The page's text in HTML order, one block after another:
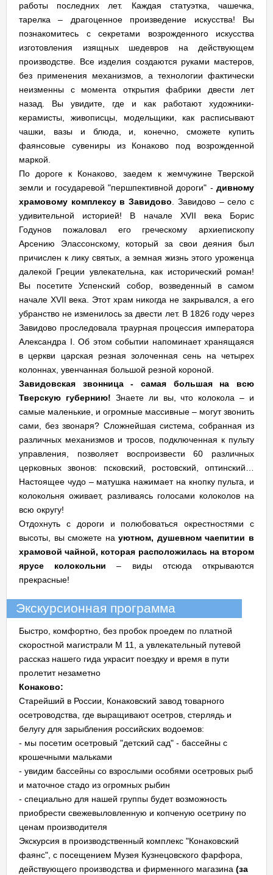
работы последних лет. Каждая статуэтка, чашечка,
тарелка – драгоценное произведение искусства! Вы
познакомитесь с секретами возрожденного искусства
изготовления изящных шедевров на действующем
производстве. Все изделия создаются руками мастеров,
без применения механизмов, а технологии фактически
неизменны с момента открытия фабрики двести лет
назад. Вы увидите, где и как работают художники-
керамисты, живописцы, модельщики, как расписывают
чашки, вазы и блюда, и, конечно, сможете купить
фаянсовые сувениры из Конаково под возрожденной
маркой.
По дороге к Конаково, заедем к жемчужине Тверской
земли и государевой "першпективной дороги" - дивному
храмовому комплексу в Завидово . Завидово – село с
удивительной историей! В начале XVII века Борис
Годунов пожаловал его греческому архиепископу
Арсению Элассонскому, который за свои деяния был
причислен к лику святых, а земная жизнь этого уроженца
далекой Греции увлекательна, как исторический роман!
Вы посетите Успенский собор, возведенный в самом
начале XVII века. Этот храм никогда не закрывался, а его
убранство не изменилось за двести лет. В 1826 году через
Завидово проследовала траурная процессия императора
Александра I. Об этом событии напоминает хранящаяся
в церкви царская резная золоченная сень на четырех
колоннах, увенчанная большой резной короной.
Завидовская звонница - самая большая на всю
Тверскую губернию! Знаете ли вы, что колокола – и
самые маленькие, и огромные массивные – могут звонить
сами, без звонаря? Сложнейшая система, собранная из
различных механизмов и тросов, подключенная к пульту
управления, позволяет воспроизвести 60 различных
церковных звонов: псковский, ростовский, оптинский…
Настоящее чудо – матушка нажимает на кнопку пульта, и
колокольня оживает, разливаясь голосами колоколов на
всю округу!
Отдохнуть с дороги и полюбоваться окрестностями с
высоты, вы сможете науютном, душевном чаепитии в
храмовой чайной, которая расположилась на втором
ярусе колокольни – виды отсюда открываются
прекрасные!
Экскурсионная программа
Быстро, комфортно, без пробок проедем по платной
скоростной магистрали M 11, а увлекательный путевой
рассказ нашего гида украсит поездку и время в пути
пролетит незаметно
Конаково:
Старейший в России, Конаковский завод товарного
осетроводства, где выращивают осетров, стерлядь и
белугу для зарыбления российских водоемов:
- мы посетим осетровый "детский сад" - бассейны с
крошечными мальками
- увидим бассейны со взрослыми особями осетровых рыб
и маточное стадо из огромных рыбин
- специально для нашей группы будет возможность
приобрести свежевыловленную и копченую осетрину по
ценам производителя
Экскурсия в производственный комплекс "Конаковский
фаянс", с посещением Музея Кузнецовского фарфора,
действующего производства и фирменного магазина (за